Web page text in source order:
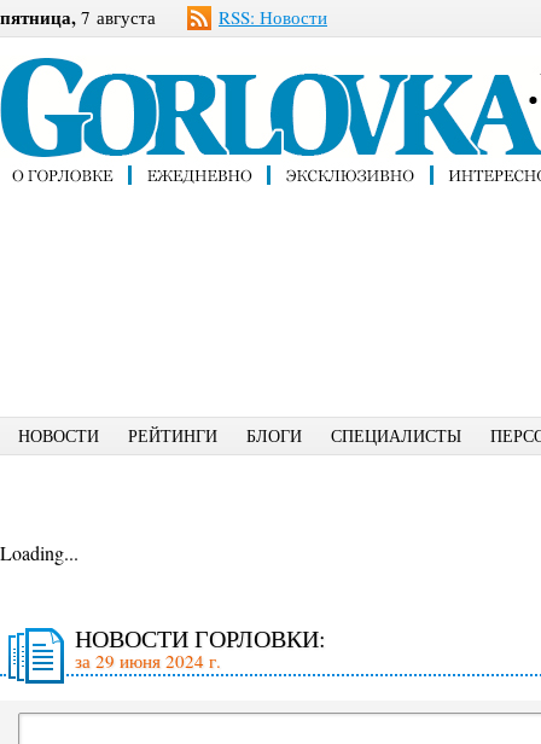
пятница, 7 августа RSS: Новости
НОВОСТИ РЕЙТИНГИ БЛОГИ СПЕЦИАЛИСТЫ
Loading...
НОВОСТИ ГОРЛОВКИ:
за 29 июня 2024 г.